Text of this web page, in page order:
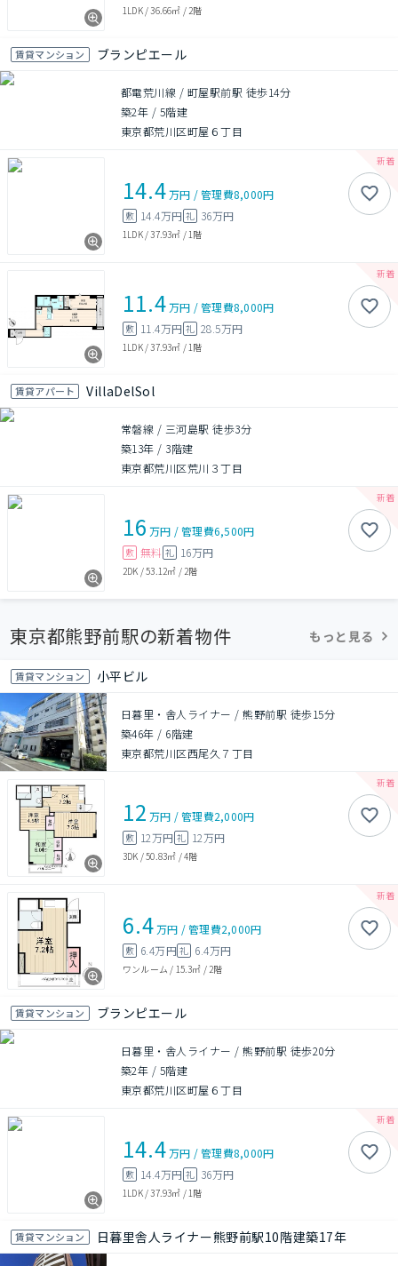
1LDK/36.66㎡ / 2階
賃貸マンション ブランピエール
都電荒川線 / 町屋駅前駅 徒歩14分
築2年 / 5階建
東京都荒川区町屋６丁目
14.4万円 /管理費8,000円
敷 14.4万円 礼 36万円
1LDK/37.93㎡ / 1階
11.4万円 /管理費8,000円
敷 11.4万円 礼 28.5万円
1LDK/37.93㎡ / 1階
賃貸アパート VillaDelSol
常磐線 / 三河島駅 徒歩3分
築13年 / 3階建
東京都荒川区荒川３丁目
16 万円 /管理費6,500円
敷 無料 礼 16万円
2DK /53.12㎡ / 2階
東京都熊野前駅の新着物件 もっと見る
賃貸マンション 小平ビル
日暮里・舎人ライナー / 熊野前駅 徒歩15分
築46年 / 6階建
東京都荒川区西尾久７丁目
12 万円 /管理費2,000円
敷 12万円 礼 12万円
3DK /50.83㎡ /4階
6.4万円 /管理費2,000円
敷 6.4万円礼 6.4万円
ワンルーム / 15.3㎡ / 2階
賃貸マンション ブランピエール
日暮里・舎人ライナー / 熊野前駅 徒歩20分
築2年 / 5階建
東京都荒川区町屋６丁目
14.4万円 /管理費8,000円
敷 14.4万円 礼 36万円
1LDK/37.93㎡ / 1階
賃貸マンション 日暮里舎人ライナー熊野前駅10階建築17年